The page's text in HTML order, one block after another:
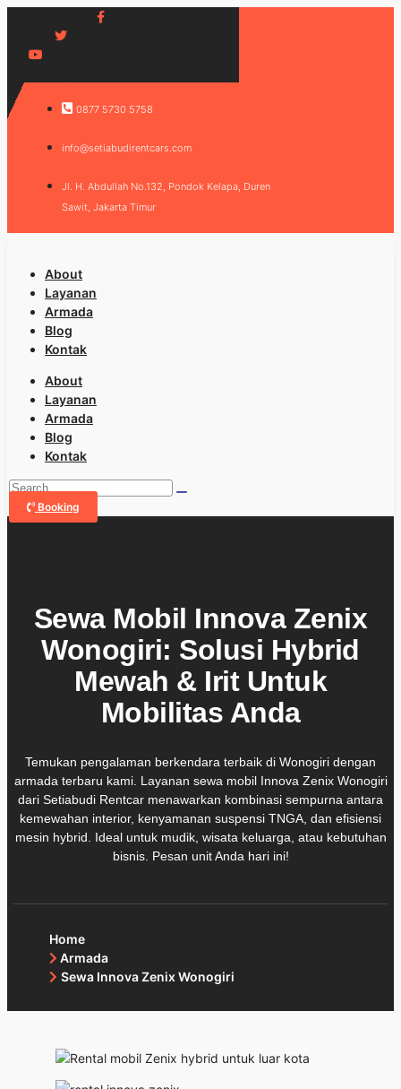
0877 5730 5758
info@setiabudirentcars.com
Jl. H. Abdullah No.132, Pondok Kelapa, Duren
Sawit, Jakarta Timur
About
Layanan
Armada
Blog
Kontak
About
Layanan
Armada
Blog
Kontak
Booking
Sewa Mobil Innova Zenix
Wonogiri: Solusi Hybrid
Mewah & Irit Untuk
Mobilitas Anda
Temukan pengalaman berkendara terbaik di Wonogiri dengan
armada terbaru kami. Layanan sewa mobil Innova Zenix Wonogiri
dari Setiabudi Rentcar menawarkan kombinasi sempurna antara
kemewahan interior, kenyamanan suspensi TNGA, dan efisiensi
mesin hybrid. Ideal untuk mudik, wisata keluarga, atau kebutuhan
bisnis. Pesan unit Anda hari ini!
Home
Armada
Sewa Innova Zenix Wonogiri